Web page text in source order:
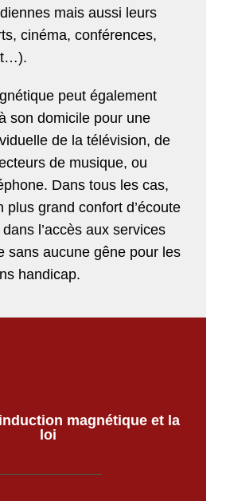
mais aussi leurs
cinéma, conférences,
peut également
son domicile pour une
de la télévision, de
de musique, ou
Dans tous les cas,
plus grand confort d’écoute
l’accès aux services
sans aucune gêne pour les
handicap.
magnétique et la
loi